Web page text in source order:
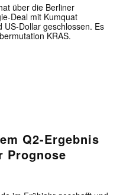
über die Berliner
Deal mit Kumquat
US-Dollar geschlossen. Es
KRAS.
Q2-Ergebnis
Prognose